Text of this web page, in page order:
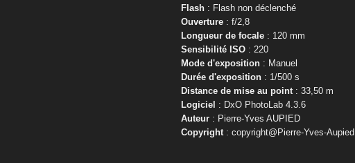
Flash : Flash non déclenché
Ouverture : f/2,8
Longueur de focale : 120 mm
Sensibilité ISO : 220
Mode d'exposition : Manuel
Durée d'exposition : 1/500 s
Distance de mise au point : 33,50 m
Logiciel : DxO PhotoLab 4.3.6
Auteur : Pierre-Yves AUPIED
Copyright : copyright@Pierre-Yves-Aupied